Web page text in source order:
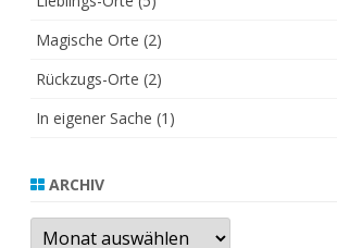
Magische Orte (2)
Rückzugs-Orte (2)
In eigener Sache (1)
ARCHIV
Archiv